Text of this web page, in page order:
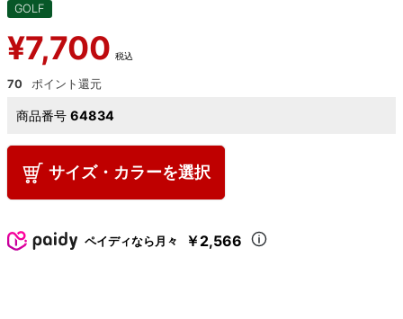
GOLF
¥7,700 税込
70
商品番号 64834
サイズ・カラーを選択
ペイディなら月々 ￥2,566